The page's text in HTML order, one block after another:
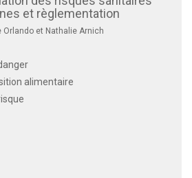
et règlementation
Orlando et Nathalie Arnich
alimentaire